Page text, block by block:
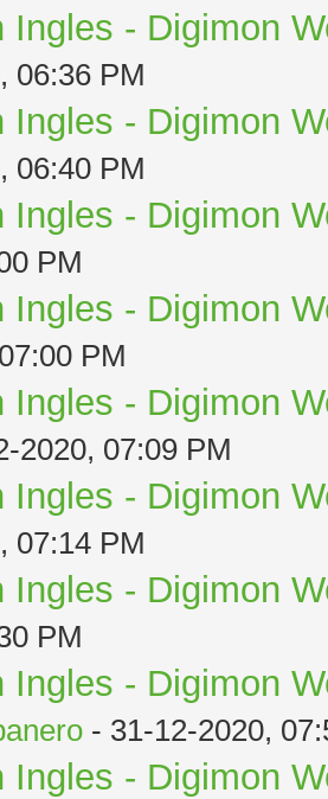
Ingles - Digimon
06:36 PM
Ingles - Digimon
06:40 PM
Ingles - Digimon
PM
Ingles - Digimon
PM
Ingles - Digimon
2020, 07:09 PM
Ingles - Digimon
07:14 PM
Ingles - Digimon
PM
Ingles - Digimon
- 31-12-2020,
Ingles - Digimon